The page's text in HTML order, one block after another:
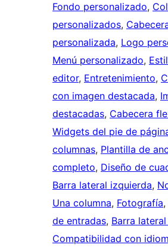
Fondo personalizado,
personalizados,
personalizada, Logo
Menú personalizado,
editor, Entretenimiento,
con imagen destacada,
destacadas, Cabecera
Widgets del pie de
columnas, Plantilla de
completo, Diseño de
Barra lateral izquierda,
Una columna, Fotografía,
de entradas, Barra
Compatibilidad con